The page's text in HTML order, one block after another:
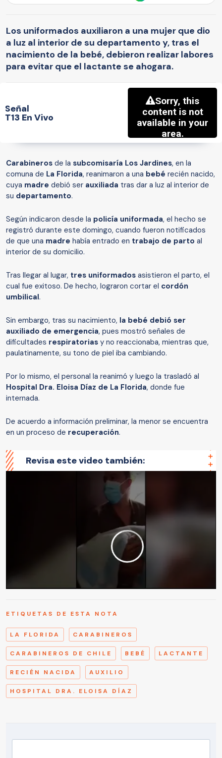
Los uniformados auxiliaron a una mujer que dio
a luz al interior de su departamento y, tras el
nacimiento de la bebé, debieron realizar labores
para evitar que el lactante se ahogara.
Señal
T13 En Vivo
Carabineros de la subcomisaría Los Jardines, en la
comuna de La Florida, reanimaron a una bebé recién nacido,
cuya madre debió ser auxiliada tras dar a luz al interior de
su departamento.
Según indicaron desde la policía uniformada, el hecho se
registró durante este domingo, cuando fueron notificados
de que una madre había entrado en trabajo de parto al
interior de su domicilio.
Tras llegar al lugar, tres uniformados asistieron el parto, el
cual fue exitoso. De hecho, lograron cortar el cordón
umbilical.
Sin embargo, tras su nacimiento, la bebé debió ser
auxiliado de emergencia, pues mostró señales de
dificultades respiratorias y no reaccionaba, mientras que,
paulatinamente, su tono de piel iba cambiando.
Por lo mismo, el personal la reanimó y luego la trasladó al
Hospital Dra. Eloisa Díaz de La Florida, donde fue
internada.
De acuerdo a información preliminar, la menor se encuentra
en un proceso de recuperación.
Revisa este video también:
ETIQUETAS DE ESTA NOTA
LA FLORIDA CARABINEROS
CARABINEROS DE CHILE BEBÉ LACTANTE
RECIÉN NACIDA AUXILIO
HOSPITAL DRA. ELOISA DÍAZ